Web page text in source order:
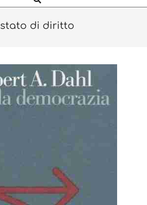
stato di diritto